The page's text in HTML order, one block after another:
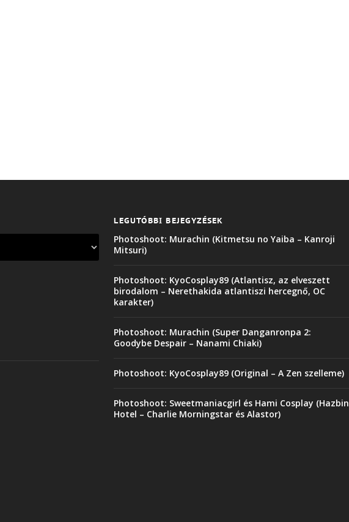
LEGUTÓBBI BEJEGYZÉSEK
Photoshoot: Murachin (Kitmetsu no Yaiba – Kanroji
Mitsuri)
Photoshoot: KyoCosplay89 (Atlantisz, az elveszett
birodalom – Nerethakida atlantiszi hercegnő, OC
karakter)
Photoshoot: Murachin (Super Danganronpa 2:
Goodybe Despair – Nanami Chiaki)
Photoshoot: KyoCosplay89 (Original – A Zen szelleme)
Photoshoot: Sweetmaniacgirl és Hami Cosplay (Hazbin
Hotel – Charlie Morningstar és Alastor)